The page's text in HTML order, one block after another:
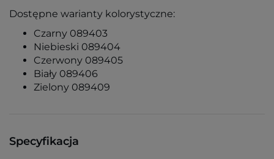
Dostępne warianty kolorystyczne:
Czarny 089403
Niebieski 089404
Czerwony 089405
Biały 089406
Zielony 089409
Specyfikacja